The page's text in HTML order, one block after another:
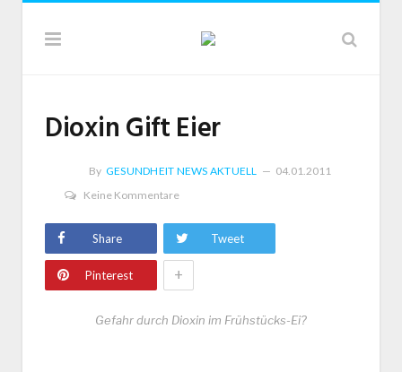
Dioxin Gift Eier
By GESUNDHEIT NEWS AKTUELL
04.01.2011
Keine Kommentare
Share Tweet
Pinterest +
Gefahr durch Dioxin im Frühstücks-Ei?